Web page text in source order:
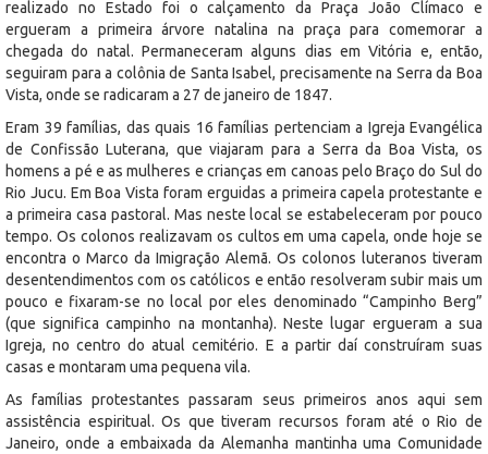
realizado no Estado foi o calçamento da Praça João Clímaco e
ergueram a primeira árvore natalina na praça para comemorar a
chegada do natal. Permaneceram alguns dias em Vitória e, então,
seguiram para a colônia de Santa Isabel, precisamente na Serra da Boa
Vista, onde se radicaram a 27 de janeiro de 1847.
Eram 39 famílias, das quais 16 famílias pertenciam a Igreja Evangélica
de Confissão Luterana, que viajaram para a Serra da Boa Vista, os
homens a pé e as mulheres e crianças em canoas pelo Braço do Sul do
Rio Jucu. Em Boa Vista foram erguidas a primeira capela protestante e
a primeira casa pastoral. Mas neste local se estabeleceram por pouco
tempo. Os colonos realizavam os cultos em uma capela, onde hoje se
encontra o Marco da Imigração Alemã. Os colonos luteranos tiveram
desentendimentos com os católicos e então resolveram subir mais um
pouco e fixaram-se no local por eles denominado “Campinho Berg”
(que significa campinho na montanha). Neste lugar ergueram a sua
Igreja, no centro do atual cemitério. E a partir daí construíram suas
casas e montaram uma pequena vila.
As famílias protestantes passaram seus primeiros anos aqui sem
assistência espiritual. Os que tiveram recursos foram até o Rio de
Janeiro, onde a embaixada da Alemanha mantinha uma Comunidade